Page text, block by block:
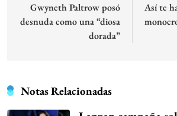
de
entradas
Gwyneth Paltrow posó
desnuda como una “diosa
dorada”
Así te
Notas Relacionadas